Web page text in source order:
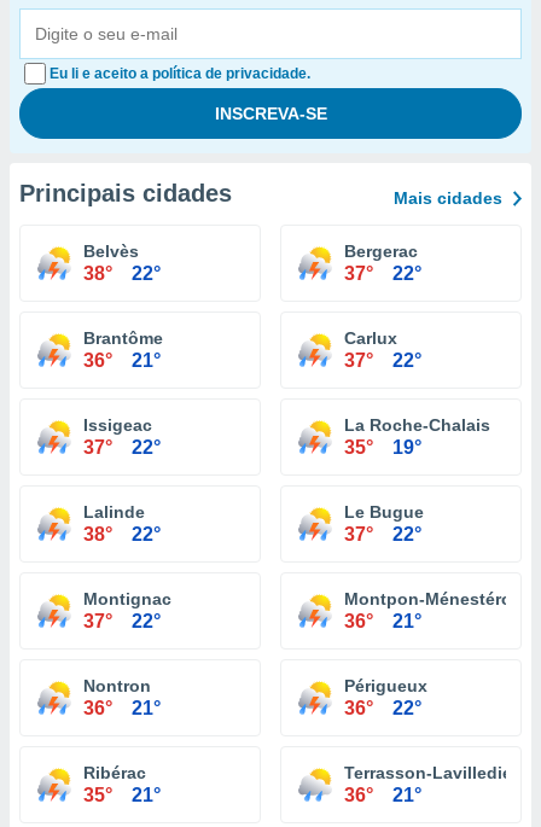
Eu li e aceito a política de privacidade.
Principais cidades Mais cidades
Belvès
38° 22°
Bergerac
37° 22°
Brantôme
36° 21°
Carlux
37° 22°
Issigeac
37° 22°
La Roche-Chalais
35° 19°
Lalinde
38° 22°
Le Bugue
37° 22°
Montignac
37° 22°
Montpon-Ménestérol
36° 21°
Nontron
36° 21°
Périgueux
36° 22°
Ribérac
35° 21°
Terrasson-Lavilledieu
36° 21°